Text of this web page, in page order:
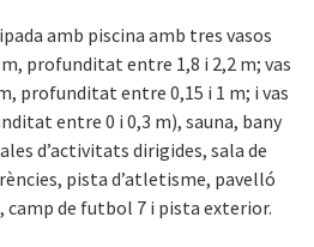
amb piscina amb tres vasos
m, profunditat entre 1,8 i 2,2 m; vas
profunditat entre 0,15 i 1 m; i vas
entre 0 i 0,3 m), sauna, bany
d’activitats dirigides, sala de
pista d’atletisme, pavelló
de futbol 7 i pista exterior.